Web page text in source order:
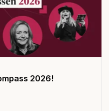
2026!